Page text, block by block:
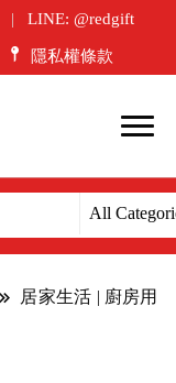
LINE: @redgift
隱私權條款
居家生活 | 廚房用